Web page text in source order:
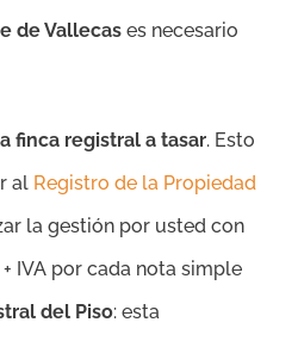
de Vallecas es necesario
finca registral a tasar. Esto
al Registro de la Propiedad
la gestión por usted con
IVA por cada nota simple
del Piso: esta